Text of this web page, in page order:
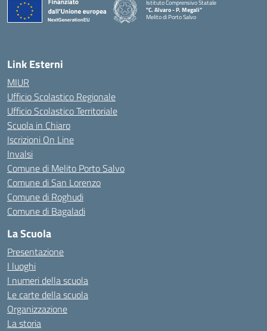
Istituto Comprensivo Statale
"C. Alvaro - P. Megali"
Melito di Porto Salvo
Link Esterni
MIUR
Ufficio Scolastico Regionale
Ufficio Scolastico Territoriale
Scuola in Chiaro
Iscrizioni On Line
Invalsi
Comune di Melito Porto Salvo
Comune di San Lorenzo
Comune di Roghudi
Comune di Bagaladi
La Scuola
Presentazione
I luoghi
I numeri della scuola
Le carte della scuola
Organizzazione
La storia